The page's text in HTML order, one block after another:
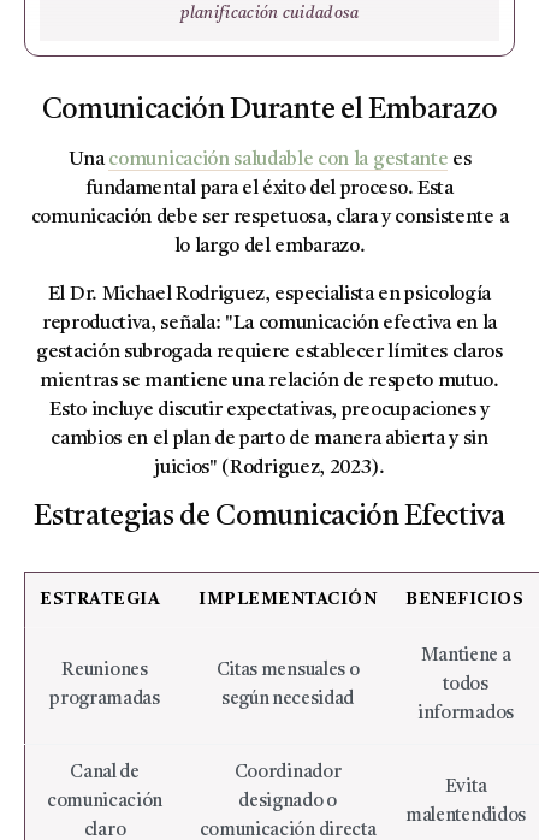
planificación cuidadosa
Comunicación Durante el Embarazo
Unacomunicación saludable con la gestante es
fundamental para el éxito del proceso. Esta
comunicación debe ser respetuosa, clara y consistente a
lo largo del embarazo.
El Dr. Michael Rodriguez, especialista en psicología
reproductiva, señala: "La comunicación efectiva en la
gestación subrogada requiere establecer límites claros
mientras se mantiene una relación de respeto mutuo.
Esto incluye discutir expectativas, preocupaciones y
cambios en el plan de parto de manera abierta y sin
juicios" (Rodriguez, 2023).
Estrategias de Comunicación Efectiva
ESTRATEGIA IMPLEMENTACIÓN BENEFICIOS
Reuniones
programadas
Citas mensuales o
según necesidad
Mantiene a
todos
informados
Canal de
comunicación
claro
Coordinador
designado o
comunicación directa
Evita
malentendidos